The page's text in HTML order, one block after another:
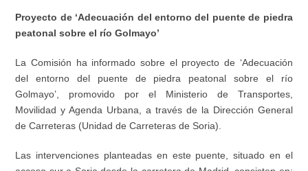
Proyecto de ‘Adecuación del entorno del puente de piedra
peatonal sobre el río Golmayo’
La Comisión ha informado sobre el proyecto de ‘Adecuación
del entorno del puente de piedra peatonal sobre el río
Golmayo’, promovido por el Ministerio de Transportes,
Movilidad y Agenda Urbana, a través de la Dirección General
de Carreteras (Unidad de Carreteras de Soria).
Las intervenciones planteadas en este puente, situado en el